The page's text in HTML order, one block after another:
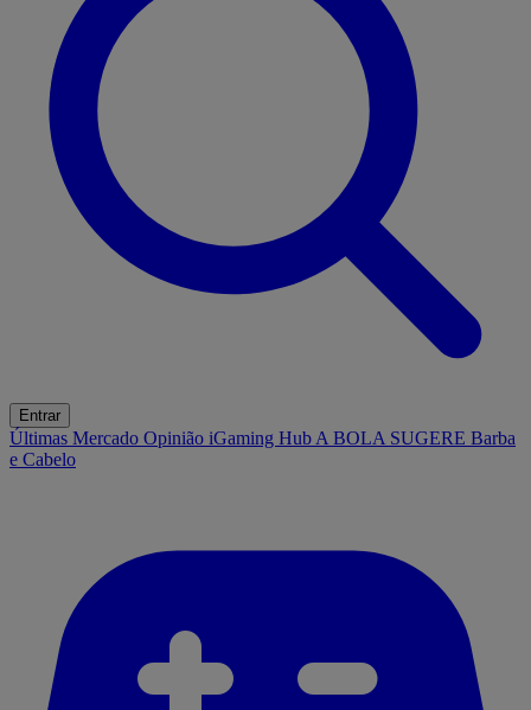
Entrar
Últimas Mercado Opinião iGaming Hub A BOLA SUGERE Barba
e Cabelo